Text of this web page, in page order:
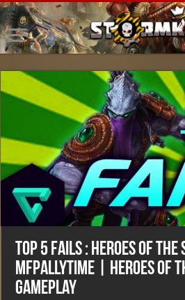
Top 5 Fails : Heroes of the
MFPallytime | Heroes of
Gameplay